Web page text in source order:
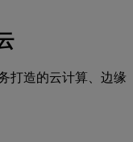
打造的云计算、边缘